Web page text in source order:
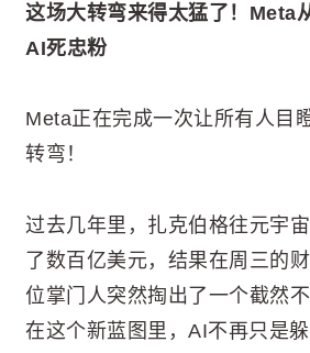
这场大转弯来得太猛了！Meta
AI死忠粉
Meta正在完成一次让所有人目
转弯！
过去几年里，扎克伯格往元宇
了数百亿美元，结果在周三的
位掌门人突然掏出了一个截然不
在这个新蓝图里，AI不再只是